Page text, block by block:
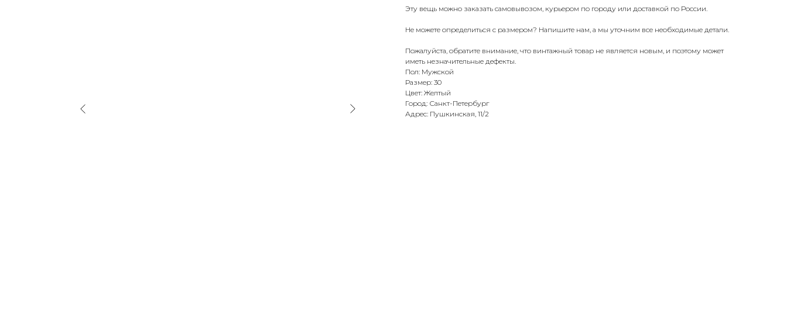
Эту вещь можно заказать самовывозом, курьером по городу или доставкой по России.
Не можете определиться с размером? Напишите нам, а мы уточним все необходимые детали.
Пожалуйста, обратите внимание, что винтажный товар не является новым, и поэтому может
иметь незначительные дефекты.
Пол: Мужской
Размер: 30
Цвет: Желтый
Город: Санкт-Петербург
Адрес: Пушкинская, 11/2